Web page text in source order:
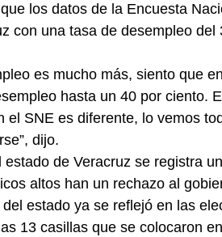
los datos de la Encuesta
con una tasa de desempleo
es mucho más, siento que
hasta un 40 por ciento.
el SNE es diferente, lo vemos
dijo.
de Veracruz se registra
altos han un rechazo al
estado ya se reflejó en las
13 casillas que se colocaron